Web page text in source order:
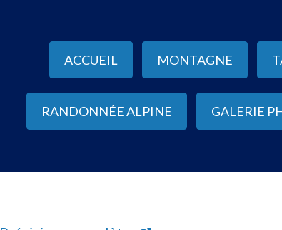
ACCUEIL MONTAGNE
RANDONNÉE ALPINE GALERIE